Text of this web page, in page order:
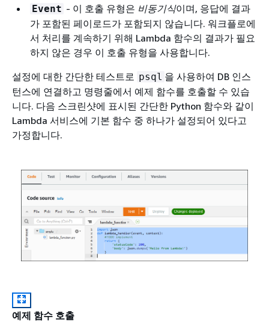
Event - 이 호출 유형은 비동기식이며, 응답에 결과
가 포함된 페이로드가 포함되지 않습니다. 워크플로에
서 처리를 계속하기 위해 Lambda 함수의 결과가 필요
하지 않은 경우 이 호출 유형을 사용합니다.
설정에 대한 간단한 테스트로 psql 을 사용하여 DB 인스
턴스에 연결하고 명령줄에서 예제 함수를 호출할 수 있습
니다. 다음 스크린샷에 표시된 간단한 Python 함수와 같이
Lambda 서비스에 기본 함수 중 하나가 설정되어 있다고
가정합니다.
예제 함수 호출